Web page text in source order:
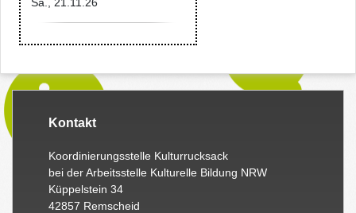
Kontakt
Koordinierungsstelle Kulturrucksack
bei der Arbeitsstelle Kulturelle Bildung NRW
Küppelstein 34
42857 Remscheid